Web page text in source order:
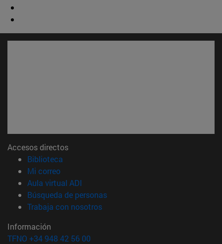
Accesos directos
Biblioteca
Mi correo(abre en nueva ventana)
Aula virtual ADI
Búsqueda de personas(abre en nueva ventana)
Trabaja con nosotros(abre en nueva ventana)
Información
TFNO +34 948 42 56 00